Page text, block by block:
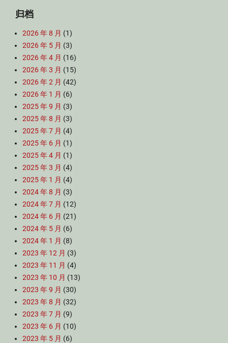
归档
2026 年 8 月 (1)
2026 年 5 月 (3)
2026 年 4 月 (16)
2026 年 3 月 (15)
2026 年 2 月 (42)
2026 年 1 月 (6)
2025 年 9 月 (3)
2025 年 8 月 (3)
2025 年 7 月 (4)
2025 年 6 月 (1)
2025 年 4 月 (1)
2025 年 3 月 (4)
2025 年 1 月 (4)
2024 年 8 月 (3)
2024 年 7 月 (12)
2024 年 6 月 (21)
2024 年 5 月 (6)
2024 年 1 月 (8)
2023 年 12 月 (3)
2023 年 11 月 (4)
2023 年 10 月 (13)
2023 年 9 月 (30)
2023 年 8 月 (32)
2023 年 7 月 (9)
2023 年 6 月 (10)
2023 年 5 月 (6)